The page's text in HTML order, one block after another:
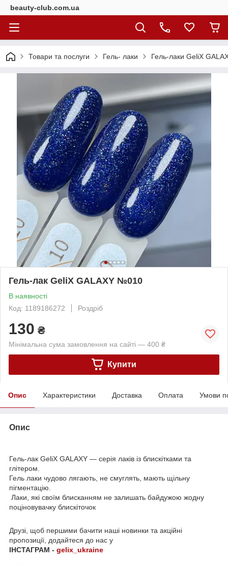
beauty-club.com.ua
Товари та послуги Гель- лаки Гель-лаки GeliX
Гель-лак GeliX GALAXY №010
В наявності
Код: 1189186272
Роздріб
130 ₴
Мінімальна сума замовлення на сайті — 400 ₴
Купити
Опис Характеристики Доставка Оплата Умови
Опис
Гель-лак GeliX GALAXY — серія лаків із блискітками та
глітером.
Гель лаки чудово лягають, не смуглять, мають щільну
пігментацію.
Лаки, які своїм блисканням не залишать байдужою жодну
поціновувачку блискіточок
Друзі, щоб першими бачити наші новинки та акційні
пропозиції, додайтеся до нас у
ІНСТАГРАМ - gelix_ukraine